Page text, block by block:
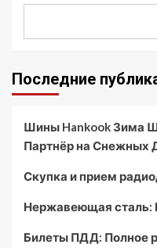
Последние
Шины Hankook Зима
Партнёр на Снежных
Скупка и прием
Нержавеющая сталь:
Билеты ПДД: Полное